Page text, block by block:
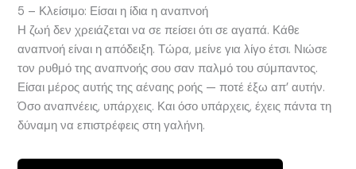
5 – Κλείσιμο: Είσαι η ίδια η αναπνοή
Η ζωή δεν χρειάζεται να σε πείσει ότι σε αγαπά. Κάθε
αναπνοή είναι η απόδειξη. Τώρα, μείνε για λίγο έτσι. Νιώσε
τον ρυθμό της αναπνοής σου σαν παλμό του σύμπαντος.
Είσαι μέρος αυτής της αέναης ροής — ποτέ έξω απ’ αυτήν.
Όσο αναπνέεις, υπάρχεις. Και όσο υπάρχεις, έχεις πάντα τη
δύναμη να επιστρέφεις στη γαλήνη.